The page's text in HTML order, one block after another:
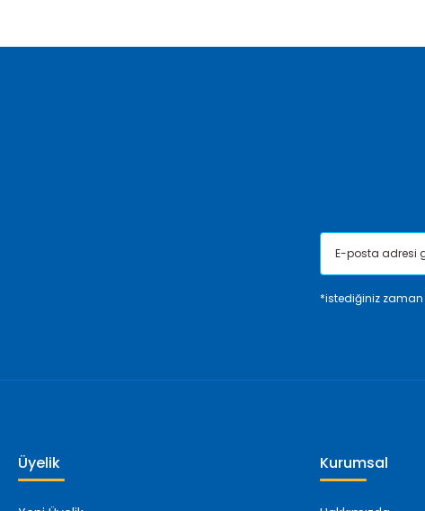
*istediğiniz
Üyelik Kurumsal